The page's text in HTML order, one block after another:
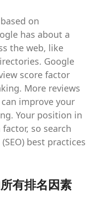
on
has about a
the web, like
Google
score factor
More reviews
improve your
Your position in
so search
best practices
有排名因素